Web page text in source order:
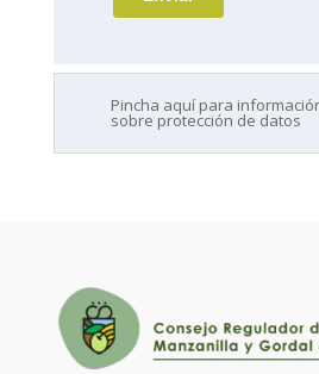
Pincha aquí para
sobre protección de datos